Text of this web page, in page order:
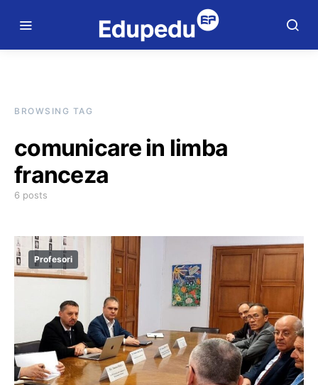
BROWSING TAG
comunicare in limba
franceza
6 posts
Profesori